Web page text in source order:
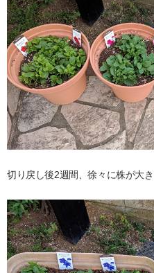
切り戻し後2週間、徐々に株が大き